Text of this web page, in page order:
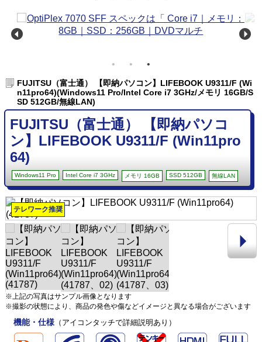
FUJITSU（富士通） 【即納パソコン】LIFEBOOK U9311/F (Wi
n11pro64)(Windows11 Pro/Intel Core i7 3GHz/メモリ 16GB/S
SD 512GB/無線LAN)
FUJITSU（富士通） 【即納パソコ
ン】LIFEBOOK U9311/F (Win11pro
64)
Windows11 Pro Intel Core i7 3GHz メモリ 16GB SSD 512GB 無線LAN
テレワーク推奨
※上記の写真はサンプル画像となります
※撮影の状態により、商品の発色や傷などイメージと異なる場合がございます
機能・仕様（アイコンタッチで詳細説明あり）